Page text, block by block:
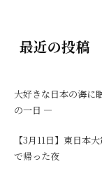
最近の投稿
大好きな日本の海
の一日 ―
【3月11日】東日本
で帰った夜